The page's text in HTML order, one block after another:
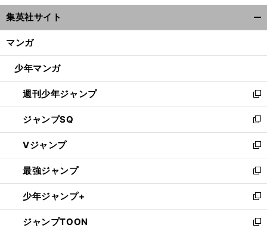
ウ
ィ
ン
ウ
開
く
集英社サイト
マンガ
少年マンガ
週刊少年ジャンプ
新
し
い
ウ
ィ
ン
ド
ウ
で
開
く
ジャンプSQ
新
し
い
ウ
ィ
ン
ド
ウ
で
Vジャンプ
新
し
い
ウ
ィ
ン
ド
最強ジャンプ
新
し
い
ウ
ィ
少年ジャンプ+
新
し
い
ジャンプTOON
新